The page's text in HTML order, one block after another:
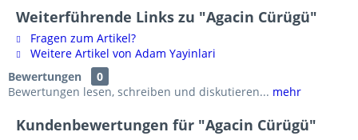
Weiterführende Links zu "Agacin Cürügü"
Fragen zum Artikel?
Weitere Artikel von Adam Yayinlari
Bewertungen
0
Bewertungen lesen, schreiben und diskutieren... mehr
Kundenbewertungen für "Agacin Cürügü"